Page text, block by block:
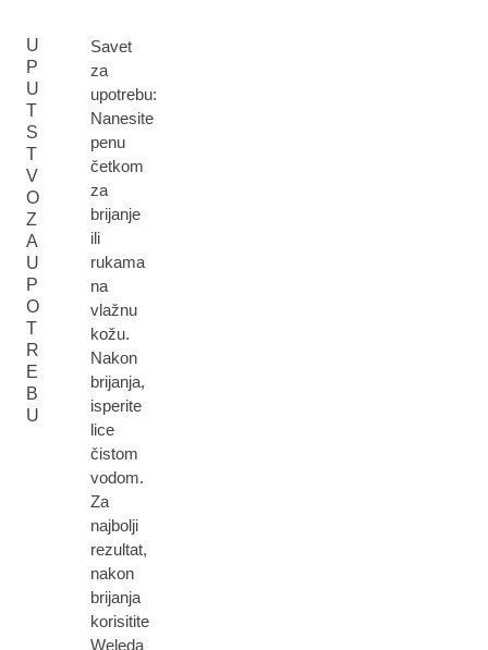
U
P
U
T
S
T
V
O
Z
A
U
P
O
T
R
E
B
U
Savet
za
upotrebu:
Nanesite
penu
četkom
za
brijanje
ili
rukama
na
vlažnu
kožu.
Nakon
brijanja,
isperite
lice
čistom
vodom.
Za
najbolji
rezultat,
nakon
brijanja
korisitite
Weleda